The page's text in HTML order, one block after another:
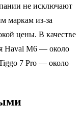
не исключают
маркам из-за
цены. В качестве
Haval M6 — около
7 Pro — около